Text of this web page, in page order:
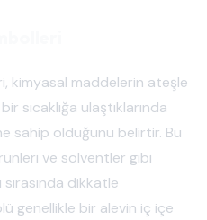
kimyasal maddelerin ateşle
sıcaklığa ulaştıklarında
sahip olduğunu belirtir. Bu
ve solventler gibi
sırasında dikkatle
genellikle bir alevin iç içe